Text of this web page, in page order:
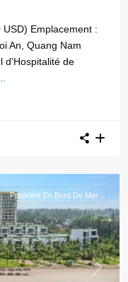
Emplacement :
An, Quang Nam
d'Hospitalité de
Next
Propriété En Bord De Mer